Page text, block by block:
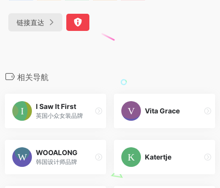
链接直达
相关导航
I Saw It First
英国小众女装品牌
Vita Grace
WOOALONG
韩国设计师品牌
Katertje